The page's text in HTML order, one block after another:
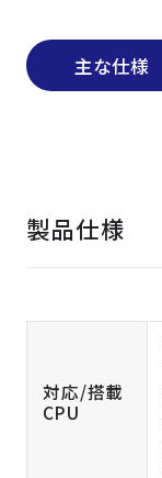
主な仕様
製品仕様
対応/搭載
CPU